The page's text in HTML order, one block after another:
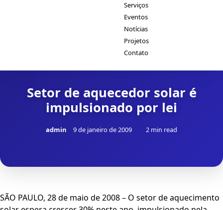
Serviços
Eventos
Notícias
Projetos
Contato
Setor de aquecedor solar é
impulsionado por lei
admin 9 de janeiro de 2009 2 min read
SÃO PAULO, 28 de maio de 2008 – O setor de aquecimento